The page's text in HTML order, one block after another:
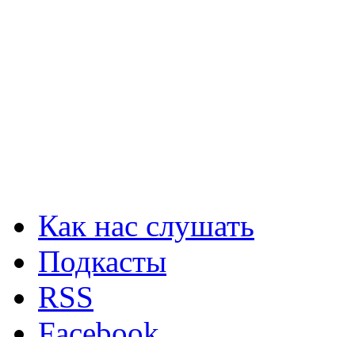
Как нас слушать
Подкасты
RSS